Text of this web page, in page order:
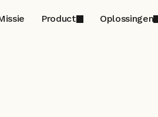
Product Oplossingen